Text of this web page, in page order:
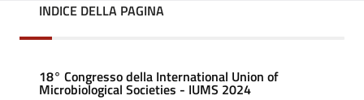
INDICE DELLA PAGINA
18° Congresso della International Union of
Microbiological Societies - IUMS 2024